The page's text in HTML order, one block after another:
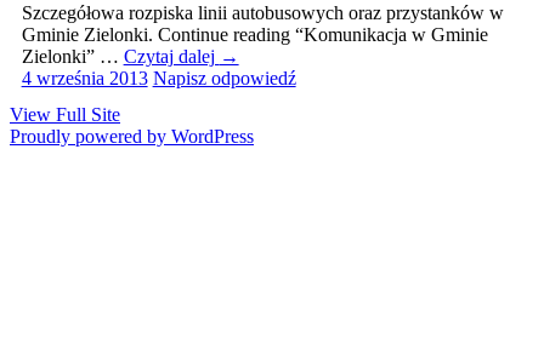
Szczegółowa rozpiska linii autobusowych oraz przystanków w
Gminie Zielonki. Continue reading “Komunikacja w Gminie
Zielonki” … Czytaj dalej →
4 września 2013 Napisz odpowiedź
View Full Site
Proudly powered by WordPress